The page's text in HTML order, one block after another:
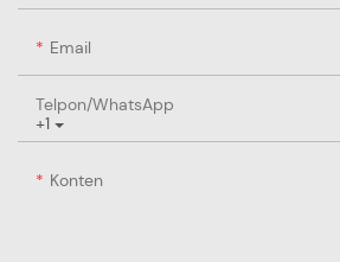
Email
+1
Telpon/whatsApp
Konten